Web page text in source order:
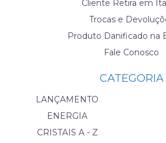
Cliente Retira em
Trocas e
Produto Danificado na
Fale Conosco
CATEGORIA
LANÇAMENTO
ENERGIA
CRISTAIS A - Z